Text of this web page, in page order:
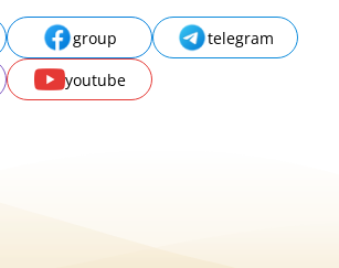
group
telegram
youtube